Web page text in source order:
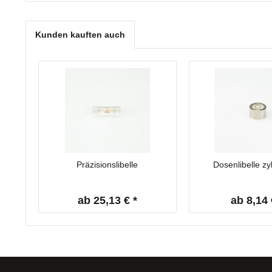
Kunden kauften auch
Präzisionslibelle
ab 25,13 € *
Dosenlibelle
ab 8,14